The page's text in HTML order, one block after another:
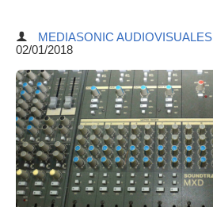
MEDIASONIC AUDIOVISUALES
02/01/2018